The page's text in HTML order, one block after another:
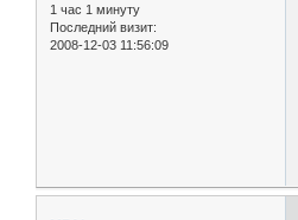
1 час 1 минуту
Последний визит:
2008-12-03 11:56:09